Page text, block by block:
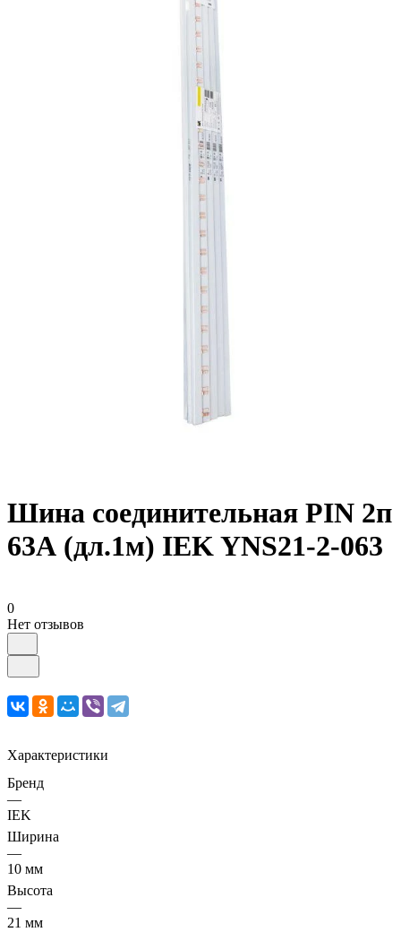
Шина соединительная PIN 2п
63А (дл.1м) IEK YNS21-2-063
0
Нет отзывов
Характеристики
Бренд
—
IEK
Ширина
—
10 мм
Высота
—
21 мм